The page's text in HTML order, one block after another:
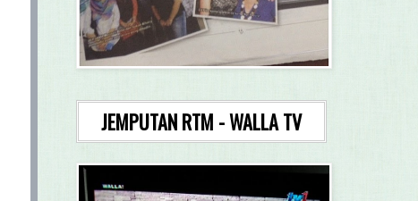
JEMPUTAN RTM - WALLA TV